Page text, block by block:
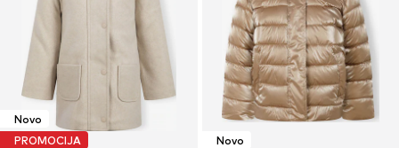
Novo
PROMOCIJA
Novo